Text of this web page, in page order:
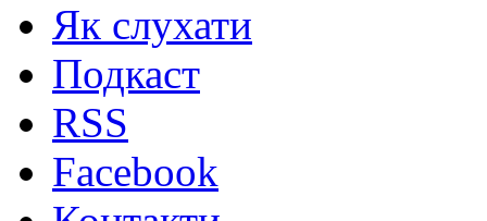
Як слухати
Подкаст
RSS
Facebook